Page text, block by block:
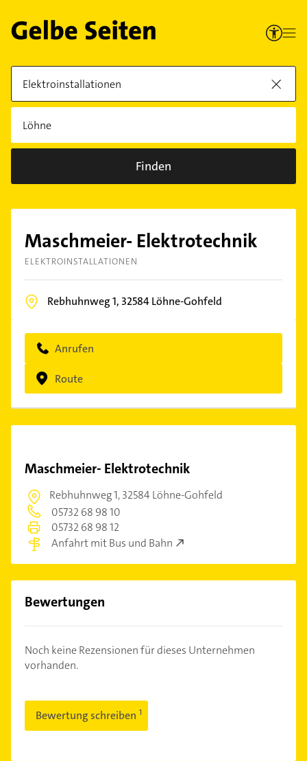
Finden
Maschmeier- Elektrotechnik
ELEKTROINSTALLATIONEN
Rebhuhnweg 1, 32584Löhne-Gohfeld
Anrufen
Route
Maschmeier- Elektrotechnik
Rebhuhnweg 1,32584 Löhne-Gohfeld
05732 68 98 10
05732 68 98 12
Anfahrt mit Bus und Bahn
Bewertungen
Noch keine Rezensionen für dieses Unternehmen
vorhanden.
Bewertung schreiben